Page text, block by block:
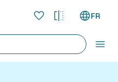
FR